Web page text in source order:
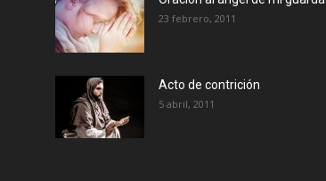
23 febrero, 2011
Acto de contrición
5 abril, 2011